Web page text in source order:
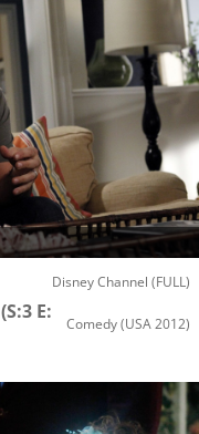
Disney Channel (FULL)
(S:3 E:
Comedy(USA 2012)